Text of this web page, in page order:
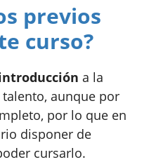
previos
curso?
a la
aunque por
por lo que en
disponer de
cursarlo.